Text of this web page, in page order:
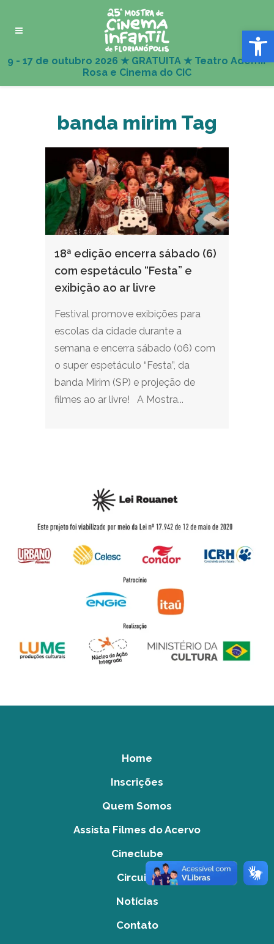
Abrir
banda mirim Tag
18ª edição encerra sábado (6)
com espetáculo “Festa” e
exibição ao ar livre
Festival promove exibições para
escolas da cidade durante a
semana e encerra sábado (06) com
o super espetáculo “Festa”, da
banda Mirim (SP) e projeção de
filmes ao ar livre! A Mostra...
Home
Inscrições
Quem Somos
Assista Filmes do Acervo
Cineclube
Circuito
Notícias
Contato